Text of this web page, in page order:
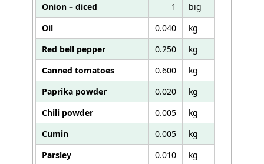
Onion – diced
1
big
Oil
0.040
kg
Red bell pepper
0.250
kg
Canned tomatoes
0.600
kg
Paprika powder
0.020
kg
Chili powder
0.005
kg
Cumin
0.005
kg
Parsley
0.010
kg